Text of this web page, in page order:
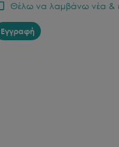
Θέλω να λαμβάνω νέα &
Εγγραφή